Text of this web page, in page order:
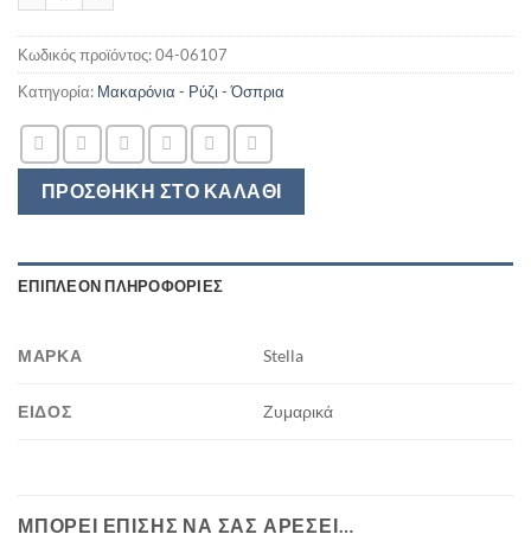
ΠΡΟΣΘΉΚΗ ΣΤΟ ΚΑΛΆΘΙ
Κωδικός προϊόντος:04-06107
Κατηγορία: Μακαρόνια - Ρύζι - Όσπρια
ΕΠΙΠΛΈΟΝ ΠΛΗΡΟΦΟΡΊΕΣ
ΜΆΡΚΑ Stella
ΕΊΔΟΣ Ζυμαρικά
ΜΠΟΡΕΊ ΕΠΊΣΗΣ ΝΑ ΣΑΣ ΑΡΈΣΕΙ…